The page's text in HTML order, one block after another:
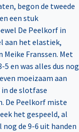
begon de tweede
een stuk
De Peelkorf in
aan het elastiek,
Meike Franssen. Met
en was alles dus nog
moeizaam aan
in de slotfase
De Peelkorf miste
het gespeeld, al
de 9-6 uit handen